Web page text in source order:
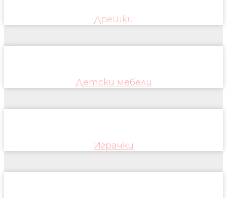
Дрешки
Детски мебели
Играчки